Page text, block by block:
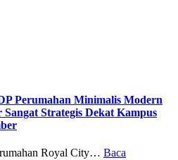
Perumahan Minimalis Modern
Strategis Dekat Kampus
Royal City… Baca